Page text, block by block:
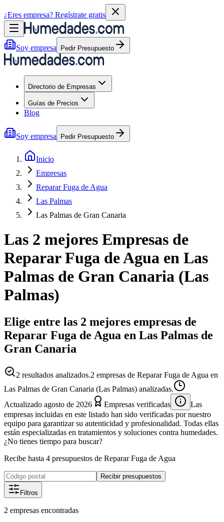
¿Eres empresa? Regístrate gratis
Soy empresa Pedir Presupuesto
Directorio de Empresas
Guías de Precios
Blog
Soy empresa Pedir Presupuesto
Inicio
Empresas
Reparar Fuga de Agua
Las Palmas
Las Palmas de Gran Canaria
Las 2 mejores Empresas de
Reparar Fuga de Agua en Las
Palmas de Gran Canaria (Las
Palmas)
Elige entre las 2 mejores empresas de
Reparar Fuga de Agua en Las Palmas de
Gran Canaria
2 resultados analizados.2 empresas de Reparar Fuga de Agua en
Las Palmas de Gran Canaria (Las Palmas) analizadas.
Actualizado agosto de 2026 Empresas verificadas
Las
empresas incluidas en este listado han sido verificadas por nuestro
equipo para garantizar su autenticidad y profesionalidad. Todas ellas
están especializadas en tratamientos y soluciones contra humedades.
¿No tienes tiempo para buscar?
Recibe hasta 4 presupuestos de Reparar Fuga de Agua
Recibir presupuestos
Filtros
2 empresas encontradas